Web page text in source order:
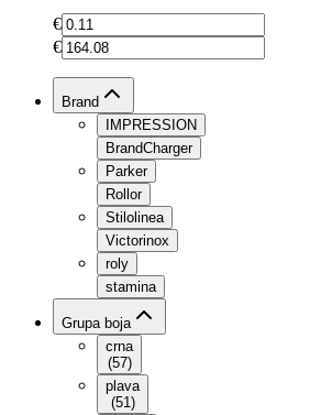
€
€
Brand
IMPRESSION
BrandCharger
Parker
Rollor
Stilolinea
Victorinox
roly
stamina
Grupa boja
crna
(57)
plava
(51 )